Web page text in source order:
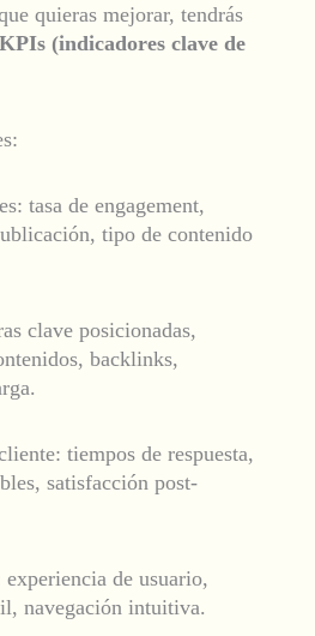
quieras mejorar, tendrás
KPIs (indicadores clave de
tasa de engagement,
tipo de contenido
clave posicionadas,
backlinks,
tiempos de respuesta,
satisfacción post-
de usuario,
navegación intuitiva.